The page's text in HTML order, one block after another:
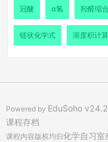
冠醚 α氢 羟醛缩合
链状化学式 溶度积计算
Powered by EduSoho
课程存档
课程内容版权均归化学自习室